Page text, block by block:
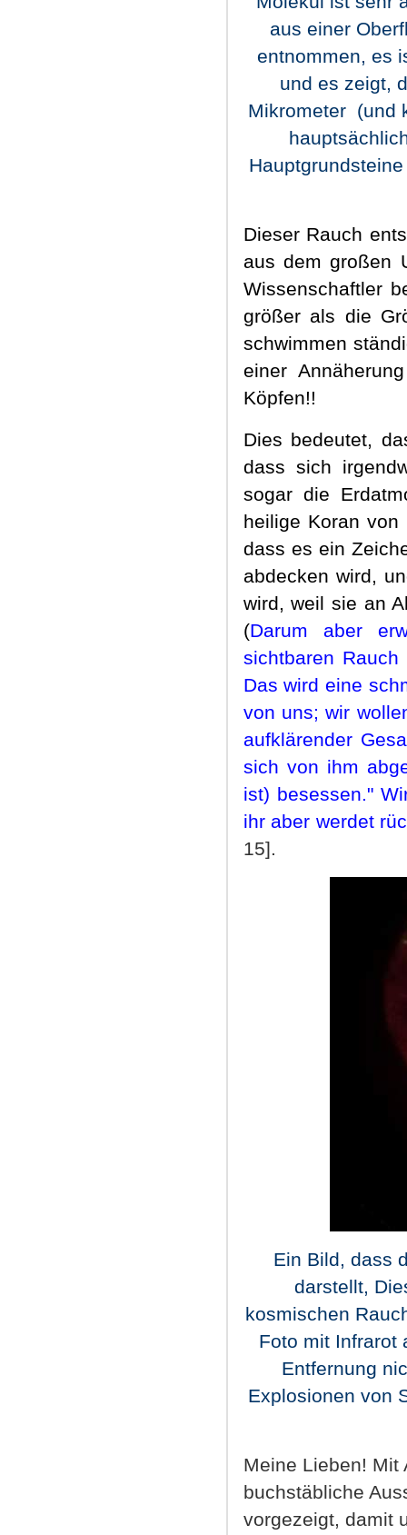
aus einer
entnommen, es
und es zeigt,
Mikrometer (und
Dieser Rauch
aus dem großen
Wissenschaftler
größer als die
schwimmen
einer
Köpfen!!
Dies bedeutet,
dass sich
sogar die
heilige Koran
dass es ein
abdecken wird,
wird, weil sie an
(Darum aber
sichtbaren
Das wird eine
von uns; wir
aufklärender
sich von ihm
ist) besessen."
ihr aber werdet
15].
Ein Bild, dass
darstellt,
kosmischen
Foto mit Infrarot
Entfernung
Explosionen von
Meine Lieben! Mit
buchstäbliche
vorgezeigt, damit